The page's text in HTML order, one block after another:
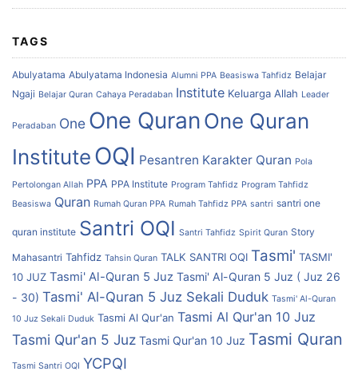
TAGS
Abulyatama Abulyatama Indonesia Alumni PPA Beasiswa Tahfidz Belajar
Ngaji Belajar Quran Cahaya Peradaban Institute Keluarga Allah Leader
Peradaban One One QuranOne Quran
InstituteOQI Pesantren Karakter Quran Pola
Pertolongan Allah PPA PPA Institute Program Tahfidz Program Tahfidz
Beasiswa Quran Rumah Quran PPA Rumah Tahfidz PPA santri santri one
quran institute Santri OQI Santri Tahfidz Spirit Quran Story
Mahasantri Tahfidz Tahsin Quran TALK SANTRI OQI Tasmi' TASMI'
10 JUZ Tasmi' Al-Quran 5 Juz Tasmi' Al-Quran 5 Juz ( Juz 26
- 30) Tasmi' Al-Quran 5 Juz Sekali Duduk Tasmi' Al-Quran
10 Juz Sekali Duduk Tasmi Al Qur'an Tasmi Al Qur'an 10 Juz
Tasmi Qur'an 5 Juz Tasmi Qur'an 10 Juz Tasmi Quran
Tasmi Santri OQI YCPQI